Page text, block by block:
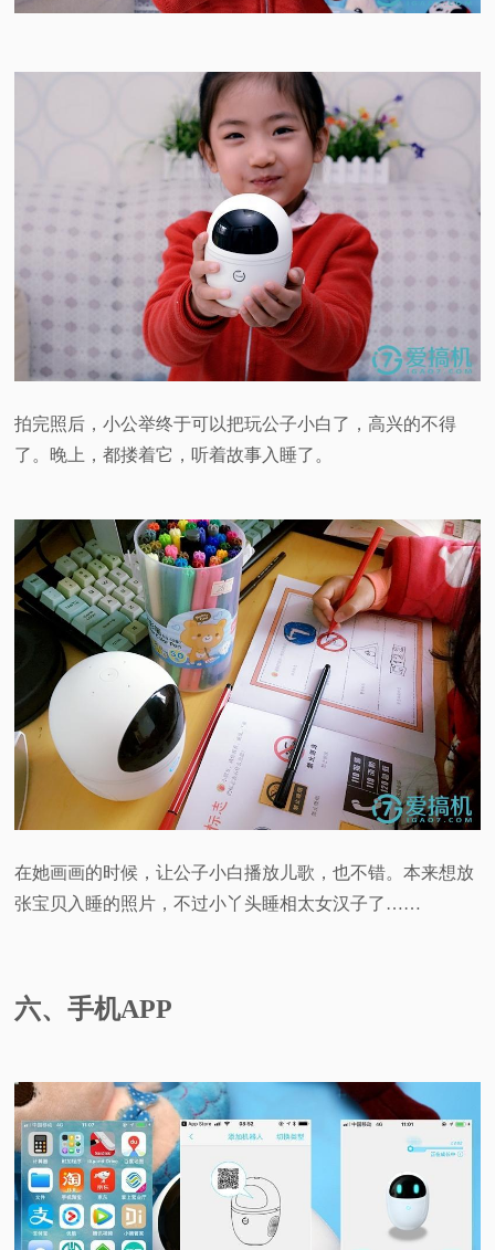
拍完照后，小公举终于可以把玩公子小白了，高兴的不得
了。晚上，都搂着它，听着故事入睡了。
在她画画的时候，让公子小白播放儿歌，也不错。本来想放
张宝贝入睡的照片，不过小丫头睡相太女汉子了……
六、手机APP